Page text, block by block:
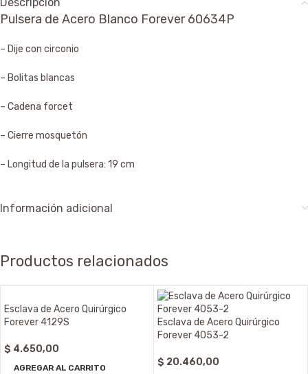
Descripción
Pulsera de Acero Blanco Forever 60634P
– Dije con circonio
– Bolitas blancas
– Cadena forcet
– Cierre mosquetón
– Longitud de la pulsera: 19 cm
Información adicional
Productos relacionados
Esclava de Acero Quirúrgico
Forever 4129S
$ 4.650,00
AGREGAR AL CARRITO
Esclava de Acero Quirúrgico
Forever 4053-2
$ 20.460,00